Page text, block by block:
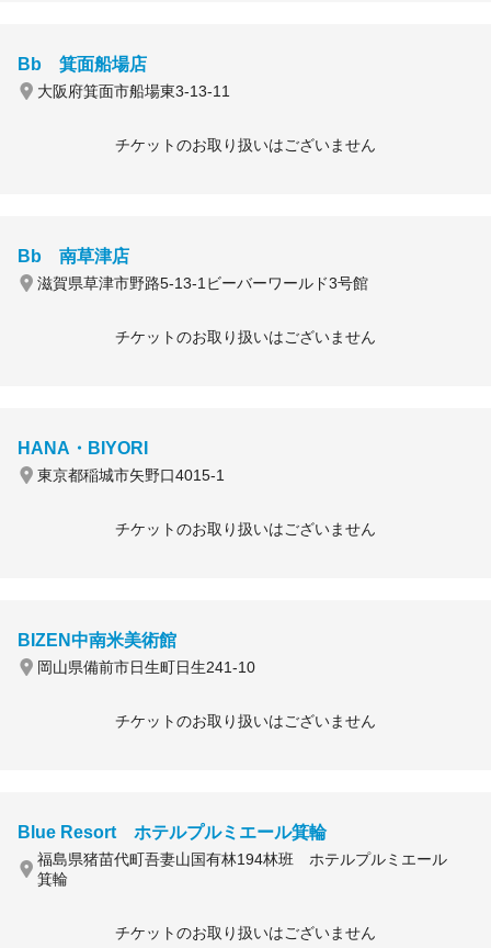
Bb 箕面船場店
大阪府箕面市船場東3-13-11
チケットのお取り扱いはございません
Bb 南草津店
滋賀県草津市野路5-13-1ビーバーワールド3号館
チケットのお取り扱いはございません
HANA・BIYORI
東京都稲城市矢野口4015-1
チケットのお取り扱いはございません
BIZEN中南米美術館
岡山県備前市日生町日生241-10
チケットのお取り扱いはございません
Blue Resort ホテルプルミエール箕輪
福島県猪苗代町吾妻山国有林194林班 ホテルプルミエール
箕輪
チケットのお取り扱いはございません